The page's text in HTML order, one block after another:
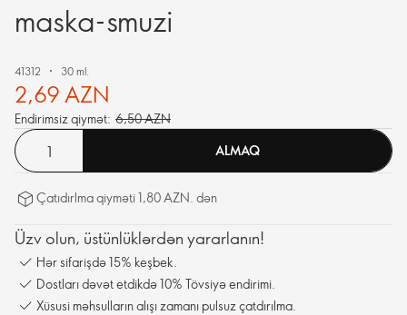
maska-smuzi
41312 30 ml.
2,69 AZN
Endirimsiz qiymət: 6,50 AZN
ALMAQ
Çatıdırlma qiyməti 1,80 AZN. dən
Üzv olun, üstünlüklərdən yararlanın!
Hər sifarişdə 15% keşbek.
Dostları dəvət etdikdə 10% Tövsiyə endirimi.
Xüsusi məhsulların alışı zamanı pulsuz çatdırılma.